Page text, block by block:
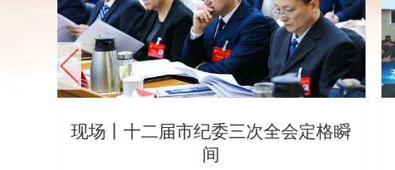
现场丨十二届市纪委三次全会定格瞬
间